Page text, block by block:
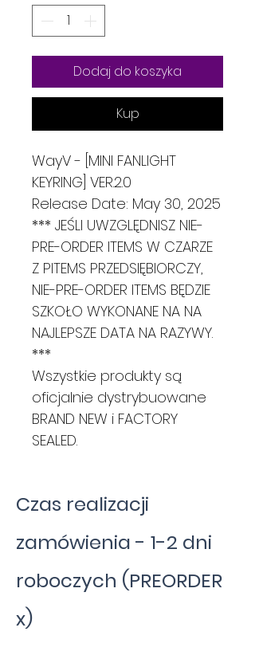
Dodaj do koszyka
Kup
WayV - [MINI FANLIGHT
KEYRING] VER.2.0
Release Date: May 30, 2025
*** JEŚLI UWZGLĘDNISZ NIE-
PRE-ORDER ITEMS W CZARZE
Z PITEMS PRZEDSIĘBIORCZY,
NIE-PRE-ORDER ITEMS BĘDZIE
SZKOŁO WYKONANE NA NA
NAJLEPSZE DATA NA RAZYWY.
***
Wszystkie produkty są
oficjalnie dystrybuowane
BRAND NEW i FACTORY
SEALED.
Czas realizacji
zamówienia - 1-2 dni
roboczych (PREORDER
x)